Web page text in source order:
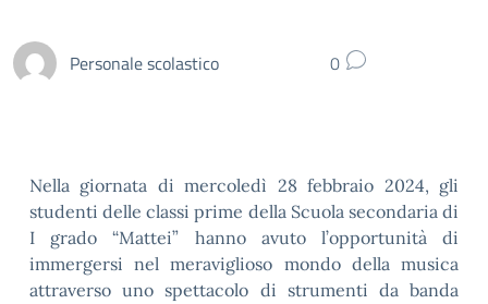
Personale scolastico 0
Nella giornata di mercoledì 28 febbraio 2024, gli
studenti delle classi prime della Scuola secondaria di
I grado “Mattei” hanno avuto l’opportunità di
immergersi nel meraviglioso mondo della musica
attraverso uno spettacolo di strumenti da banda